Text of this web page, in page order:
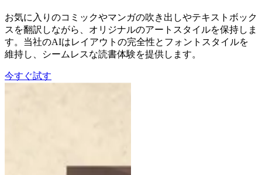
お気に入りのコミックやマンガの吹き出しやテキストボック
スを翻訳しながら、オリジナルのアートスタイルを保持しま
す。当社のAIはレイアウトの完全性とフォントスタイルを
維持し、シームレスな読書体験を提供します。
今すぐ試す